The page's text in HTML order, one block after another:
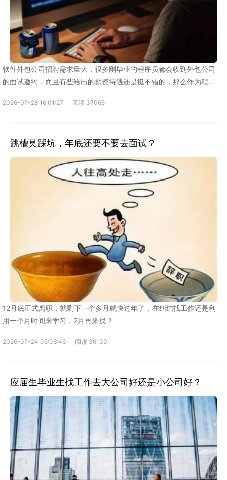
软件外包公司招聘需求量大，很多刚毕业的程序员都会收到外包公司
的面试邀约，而且有些给出的薪资待遇还是挺不错的，那么作为程序
2026-07-28 16:01:27 阅读 37065
跳槽莫踩坑，年底还要不要去面试？
12月底正式离职，就剩下一个多月就快过年了，在纠结找工作还是利
用一个月时间来学习，2月再来找？
2026-07-24 05:06:46 阅读 36139
应届生毕业生找工作去大公司好还是小公司好？